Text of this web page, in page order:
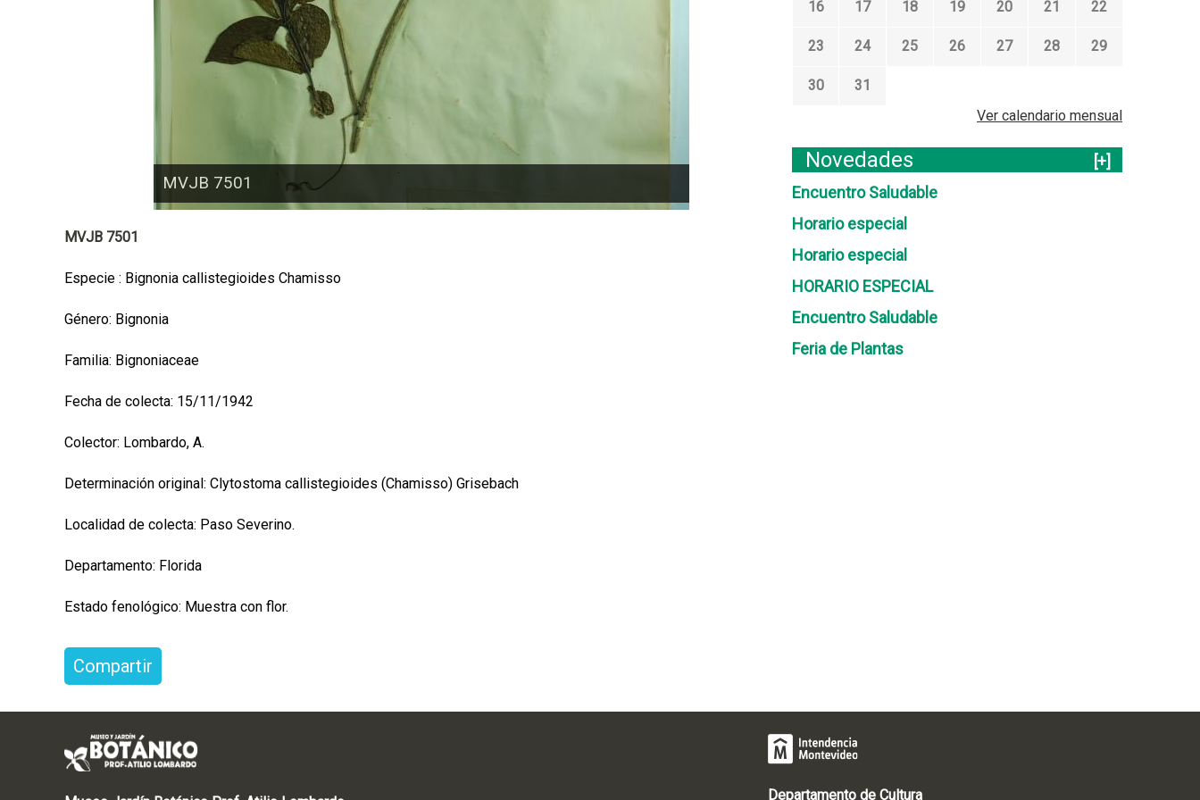
MVJB 7501
MVJB 7501
Especie : Bignonia callistegioides Chamisso
Género: Bignonia
Familia: Bignoniaceae
Fecha de colecta: 15/11/1942
Colector: Lombardo, A.
Determinación original: Clytostoma callistegioides (Chamisso) Grisebach
Localidad de colecta: Paso Severino.
Departamento: Florida
Estado fenológico: Muestra con flor.
Compartir
16 17 18 19 20 21 22
23 24 25 26 27 28 29
30
31
Ver calendario mensual
Novedades
[+]
Encuentro Saludable
Horario especial
Horario especial
HORARIO ESPECIAL
Encuentro Saludable
Feria de Plantas
Departamento de Cultura